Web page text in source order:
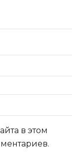
в этом